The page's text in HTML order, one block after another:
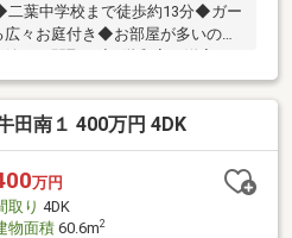
葉中学校まで徒歩約13分◆ガー
広々お庭付き◆お部屋が多いの
があっても安心◆尾長小学校・二
める道路に接道していないため
せん。建築審査会の同意を得て
けた場合は建築・増築・改築可
ご内覧できますので、お気軽にお
フォームのご相談をお受け致して
し 売主の契約不適合責任免責
田南１ 400万円 4DK
万円
取り 4DK
物面積60.6m2